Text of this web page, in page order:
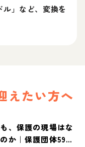
ル」など、変換を
えたい方へ
、保護の現場はな
か｜保護団体59団